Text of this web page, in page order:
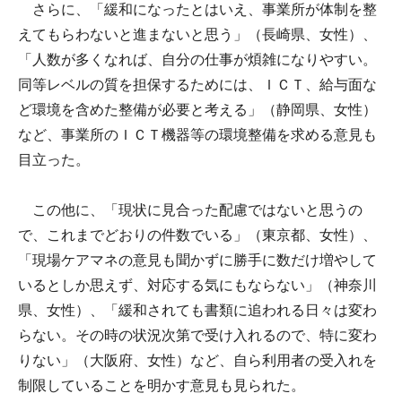
さらに、「緩和になったとはいえ、事業所が体制を整
えてもらわないと進まないと思う」（長崎県、女性）、
「人数が多くなれば、自分の仕事が煩雑になりやすい。
同等レベルの質を担保するためには、ＩＣＴ、給与面な
ど環境を含めた整備が必要と考える」（静岡県、女性）
など、事業所のＩＣＴ機器等の環境整備を求める意見も
目立った。
この他に、「現状に見合った配慮ではないと思うの
で、これまでどおりの件数でいる」（東京都、女性）、
「現場ケアマネの意見も聞かずに勝手に数だけ増やして
いるとしか思えず、対応する気にもならない」（神奈川
県、女性）、「緩和されても書類に追われる日々は変わ
らない。その時の状況次第で受け入れるので、特に変わ
りない」（大阪府、女性）など、自ら利用者の受入れを
制限していることを明かす意見も見られた。